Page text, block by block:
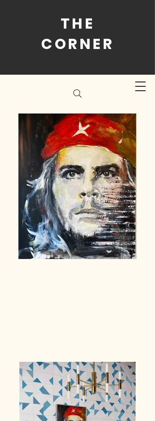
THE
CORNER